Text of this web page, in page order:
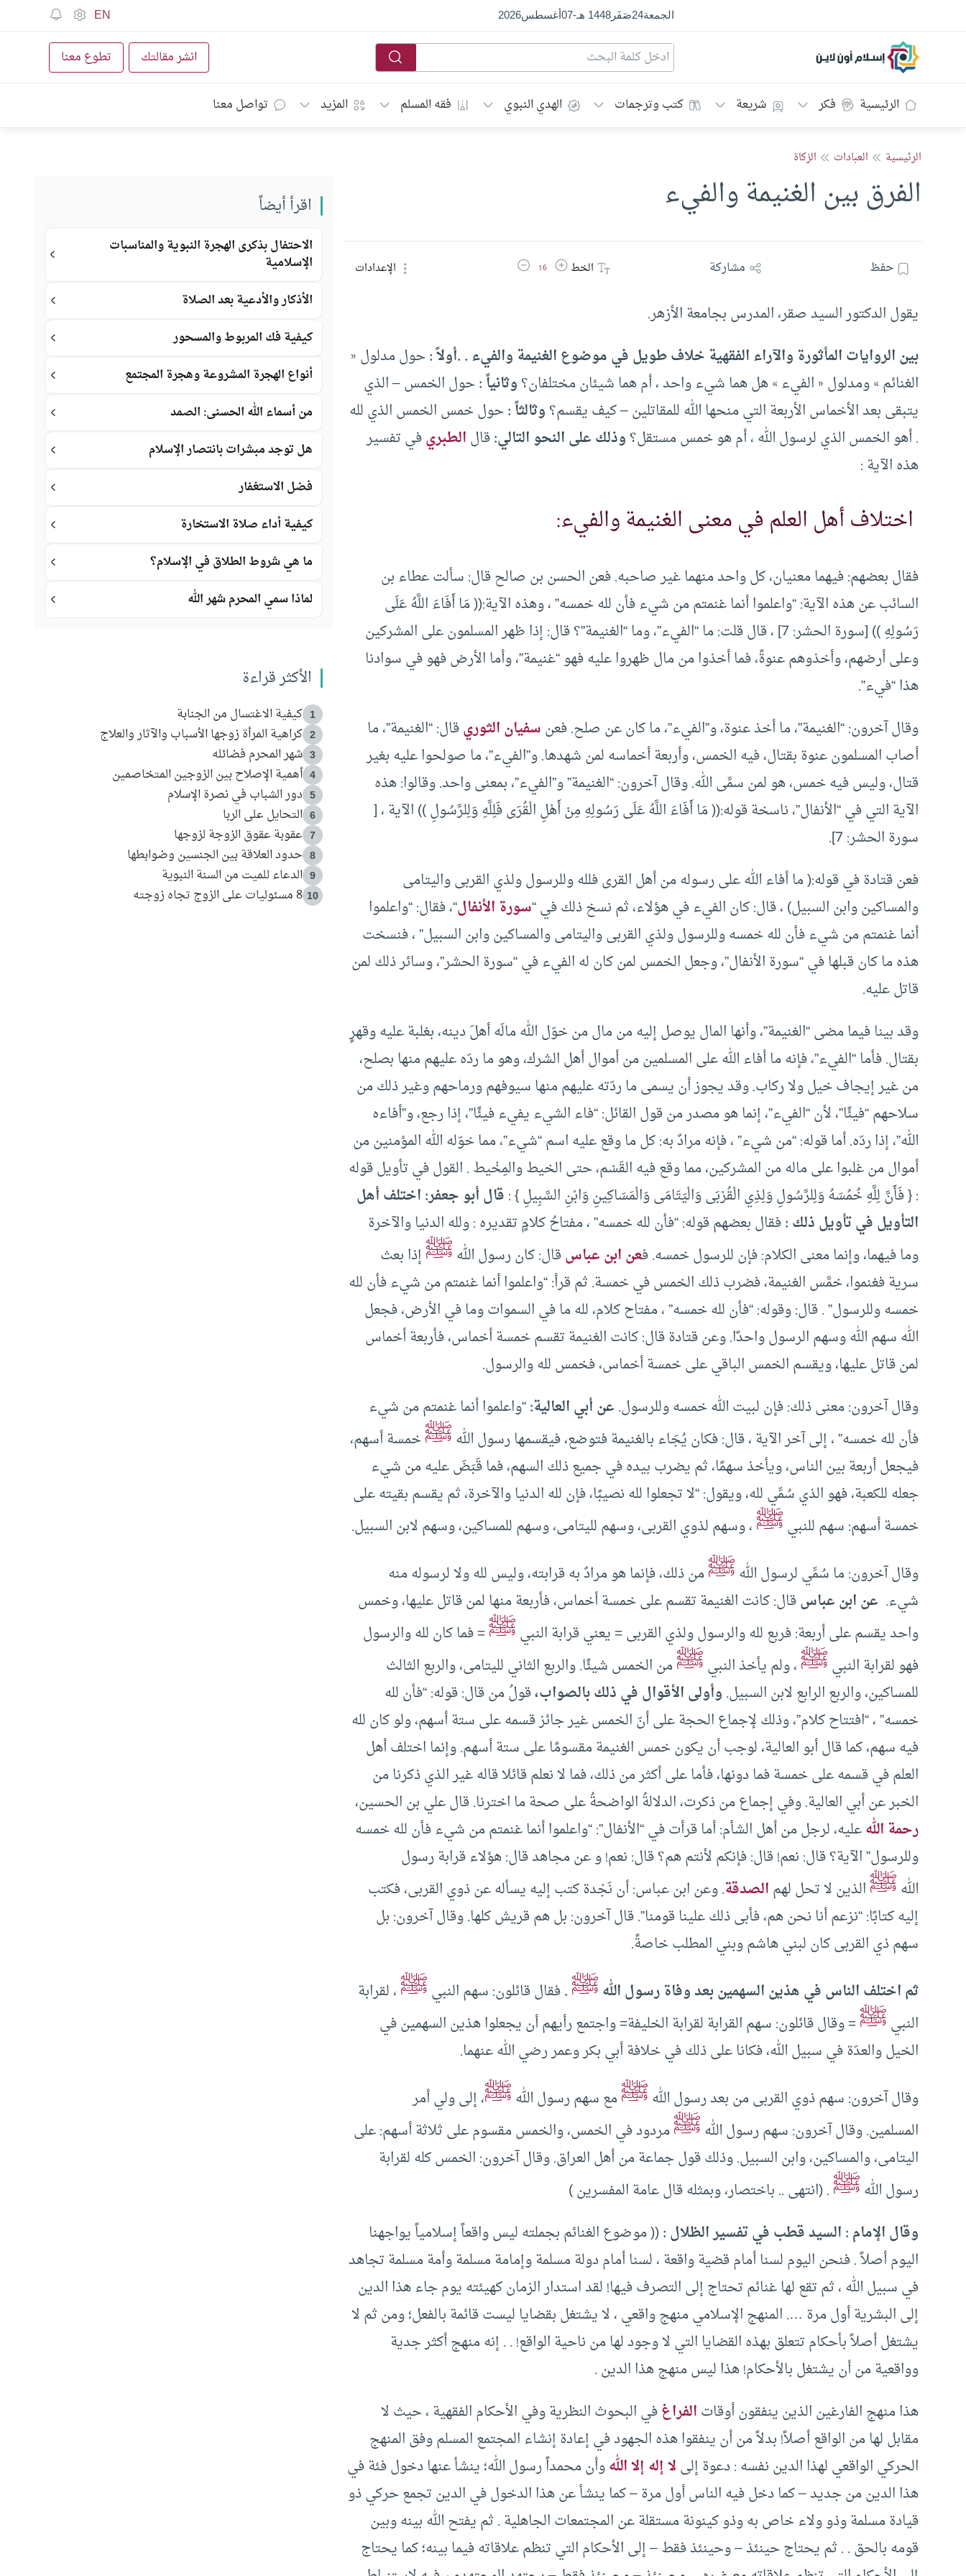
الجمعة24صَفَر1448 هـ -
07أغسطس2026
EN
إسلام أون لاين انشر مقالتك تطوع معنا
الرئيسية فكر شريعة كتب وترجمات الهدي النبوي فقه المسلم المزيد تواصل معنا
الرئيسية العبادات الزكاة
الفرق بين الغنيمة والفيء
حفظ مشاركة الخطزيادة حجم الخط
16 تقليل حجم الخط الإعدادات
يقول الدكتور السيد صقر، المدرس بجامعة الأزهر.
بين الروايات المأثورة والآراء الفقهية خلاف طويل في موضوع الغنيمة والفيء . .أولاً :حول مدلول «
الغنائم » ومدلول « الفيء » هل هما شيء واحد ، أم هما شيئان مختلفان؟وثانياً :حول الخمس – الذي
يتبقى بعد الأخماس الأربعة التي منحها الله للمقاتلين – كيف يقسم؟وثالثاً :حول خمس الخمس الذي لله
. أهو الخمس الذي لرسول الله ، أم هو خمس مستقل؟وذلك على النحو التالي:قالالطبريفي تفسير
هذه الآية :
اختلاف أهل العلم في معنى الغنيمة والفيء:
فقال بعضهم: فيهما معنيان، كل واحد منهما غير صاحبه. فعن الحسن بن صالح قال: سألت عطاء بن
السائب عن هذه الآية: “واعلموا أنما غنمتم من شيء فأن لله خمسه” ، وهذه الآية:(( مَا أَفَاءَ اللَّهُ عَلَى
رَسُولِهِ )) [سورة الحشر: 7] ، قال قلت: ما “الفيء”، وما “الغنيمة”؟ قال: إذا ظهر المسلمون على المشركين
وعلى أرضهم، وأخذوهم عنوةً، فما أخذوا من مال ظهروا عليه فهو “غنيمة”، وأما الأرض فهو في سوادنا
هذا “فيء”.
وقال آخرون: “الغنيمة”، ما أخذ عنوة، و”الفيء”، ما كان عن صلح. فعنسفيان الثوريقال: “الغنيمة”، ما
أصاب المسلمون عنوة بقتال، فيه الخمس، وأربعة أخماسه لمن شهدها. و”الفيء”، ما صولحوا عليه بغير
قتال، وليس فيه خمس، هو لمن سمَّى الله. وقال آخرون: “الغنيمة” و”الفيء”، بمعنى واحد. وقالوا: هذه
الآية التي في “الأنفال”، ناسخة قوله:(( مَا أَفَاءَ اللَّهُ عَلَى رَسُولِهِ مِنْ أَهْلِ الْقُرَى فَلِلَّهِ وَلِلرَّسُولِ )) الآية ، [
سورة الحشر: 7].
فعن قتادة في قوله:( ما أفاء الله على رسوله من أهل القرى فلله وللرسول ولذي القربى واليتامى
والمساكين وابن السبيل) ، قال: كان الفيء في هؤلاء، ثم نسخ ذلك في “سورة الأنفال“، فقال: “واعلموا
أنما غنمتم من شيء فأن لله خمسه وللرسول ولذي القربى واليتامى والمساكين وابن السبيل” ، فنسخت
هذه ما كان قبلها في “سورة الأنفال”، وجعل الخمس لمن كان له الفيء في “سورة الحشر”، وسائر ذلك لمن
قاتل عليه.
وقد بينا فيما مضى “الغنيمة”، وأنها المال يوصل إليه من مال من خوّل الله مالَه أهلَ دينه، بغلبة عليه وقهرٍ
بقتال. فأما “الفيء”، فإنه ما أفاء الله على المسلمين من أموال أهل الشرك، وهو ما ردّه عليهم منها بصلح،
من غير إيجاف خيل ولا ركاب. وقد يجوز أن يسمى ما ردّته عليهم منها سيوفهم ورماحهم وغير ذلك من
سلاحهم “فيئًا”، لأن “الفيء”، إنما هو مصدر من قول القائل: “فاء الشيء يفيء فيئًا”، إذا رجع، و”أفاءه
الله”، إذا ردّه. أما قوله: “من شيء” ، فإنه مرادٌ به: كل ما وقع عليه اسم “شيء”، مما خوّله الله المؤمنين من
أموال من غلبوا على ماله من المشركين، مما وقع فيه القَسْم، حتى الخيط والمِخْيط . القول في تأويل قوله
: { فَأَنَّ لِلَّهِ خُمُسَهُ وَلِلرَّسُولِ وَلِذِي الْقُرْبَى وَالْيَتَامَى وَالْمَسَاكِينِ وَابْنِ السَّبِيلِ } :قال أبو جعفر: اختلف أهل
التأويل في تأويل ذلك :فقال بعضهم قوله: “فأن لله خمسه” ، مفتاحُ كلامٍ تقديره : ولله الدنيا والآخرة
وما فيهما، وإنما معنى الكلام: فإن للرسول خمسه. فعن ابن عباسقال: كان رسول اللهﷺإذا بعث
سرية فغنموا، خمَّس الغنيمة، فضرب ذلك الخمس في خمسة. ثم قرأ: “واعلموا أنما غنمتم من شيء فأن لله
خمسه وللرسول” . قال: وقوله: “فأن لله خمسه” ، مفتاح كلام، لله ما في السموات وما في الأرض، فجعل
الله سهم الله وسهم الرسول واحدًا. وعن قتادة قال: كانت الغنيمة تقسم خمسة أخماس، فأربعة أخماس
لمن قاتل عليها، ويقسم الخمس الباقي على خمسة أخماس، فخمس لله والرسول.
وقال آخرون: معنى ذلك: فإن لبيت الله خمسه وللرسول.عن أبي العالية:“واعلموا أنما غنمتم من شيء
فأن لله خمسه” ، إلى آخر الآية ، قال: فكان يُجَاء بالغنيمة فتوضع، فيقسمها رسول اللهﷺخمسة أسهم،
فيجعل أربعة بين الناس، ويأخذ سهمًا، ثم يضرب بيده في جميع ذلك السهم، فما قَبَضَ عليه من شيء
جعله للكعبة، فهو الذي سُمِّي لله، ويقول: “لا تجعلوا لله نصيبًا، فإن لله الدنيا والآخرة، ثم يقسم بقيته على
خمسة أسهم: سهم للنبيﷺ، وسهم لذوي القربى، وسهم لليتامى، وسهم للمساكين، وسهم لابن السبيل.
وقال آخرون: ما سُمِّي لرسول اللهﷺمن ذلك، فإنما هو مرادٌ به قرابته، وليس لله ولا لرسوله منه
شيء. عن ابن عباسقال: كانت الغنيمة تقسم على خمسة أخماس، فأربعة منها لمن قاتل عليها، وخمس
واحد يقسم على أربعة: فربع لله والرسول ولذي القربى = يعني قرابة النبيﷺ= فما كان لله والرسول
فهو لقرابة النبيﷺ، ولم يأخذ النبيﷺمن الخمس شيئًا. والربع الثاني لليتامى، والربع الثالث
للمساكين، والربع الرابع لابن السبيل.وأولى الأقوال في ذلك بالصواب،قولُ من قال: قوله: “فأن لله
خمسه” ، “افتتاح كلام”، وذلك لإجماع الحجة على أنّ الخمس غير جائز قسمه على ستة أسهم، ولو كان لله
فيه سهم، كما قال أبو العالية، لوجب أن يكون خمس الغنيمة مقسومًا على ستة أسهم. وإنما اختلف أهل
العلم في قسمه على خمسة فما دونها، فأما على أكثر من ذلك، فما لا نعلم قائلا قاله غير الذي ذكرنا من
الخبر عن أبي العالية. وفي إجماع من ذكرت، الدلالةُ الواضحةُ على صحة ما اخترنا. قال علي بن الحسين،
رحمة اللهعليه، لرجل من أهل الشأم: أما قرأت في “الأنفال”: “واعلموا أنما غنمتم من شيء فأن لله خمسه
وللرسول” الآية؟ قال: نعم! قال: فإنكم لأنتم هم؟ قال: نعم! و عن مجاهد قال: هؤلاء قرابة رسول
اللهﷺالذين لا تحل لهمالصدقة. وعن ابن عباس: أن نَجْدة كتب إليه يسأله عن ذوي القربى، فكتب
إليه كتابًا: “نزعم أنا نحن هم، فأبى ذلك علينا قومنا”. قال آخرون: بل هم قريش كلها. وقال آخرون: بل
سهم ذي القربى كان لبني هاشم وبني المطلب خاصةً.
ثم اختلف الناس في هذين السهمين بعد وفاة رسول اللهﷺ.فقال قائلون: سهم النبيﷺ، لقرابة
النبيﷺ= وقال قائلون: سهم القرابة لقرابة الخليفة= واجتمع رأيهم أن يجعلوا هذين السهمين في
الخيل والعدّة في سبيل الله، فكانا على ذلك في خلافة أبي بكر وعمر رضي الله عنهما.
وقال آخرون: سهم ذوي القربى من بعد رسول اللهﷺمع سهم رسول اللهﷺ، إلى ولي أمر
المسلمين. وقال آخرون: سهم رسول اللهﷺمردود في الخمس، والخمس مقسوم على ثلاثة أسهم: على
اليتامى، والمساكين، وابن السبيل. وذلك قول جماعة من أهل العراق. وقال آخرون: الخمس كله لقرابة
رسول اللهﷺ. (انتهى .. باختصار، وبمثله قال عامة المفسرين )
وقال الإمام : السيد قطب في تفسير الظلال :(( موضوع الغنائم بجملته ليس واقعاً إسلامياً يواجهنا
اليوم أصلاً . فنحن اليوم لسنا أمام قضية واقعة ، لسنا أمام دولة مسلمة وإمامة مسلمة وأمة مسلمة تجاهد
في سبيل الله ، ثم تقع لها غنائم تحتاج إلى التصرف فيها! لقد استدار الزمان كهيئته يوم جاء هذا الدين
إلى البشرية أول مرة …. المنهج الإسلامي منهج واقعي ، لا يشتغل بقضايا ليست قائمة بالفعل؛ ومن ثم لا
يشتغل أصلاً بأحكام تتعلق بهذه القضايا التي لا وجود لها من ناحية الواقع! . . إنه منهج أكثر جدية
وواقعية من أن يشتغل بالأحكام! هذا ليس منهج هذا الدين .
هذا منهج الفارغين الذين ينفقون أوقاتالفراغفي البحوث النظرية وفي الأحكام الفقهية ، حيث لا
مقابل لها من الواقع أصلاً! بدلاً من أن ينفقوا هذه الجهود في إعادة إنشاء المجتمع المسلم وفق المنهج
الحركي الواقعي لهذا الدين نفسه : دعوة إلىلا إله إلا اللهوأن محمداً رسول الله؛ ينشأ عنها دخول فئة في
هذا الدين من جديد – كما دخل فيه الناس أول مرة – كما ينشأ عن هذا الدخول في الدين تجمع حركي ذو
قيادة مسلمة وذو ولاء خاص به وذو كينونة مستقلة عن المجتمعات الجاهلية . ثم يفتح الله بينه وبين
قومه بالحق . . ثم يحتاج حينئذ – وحينئذ فقط – إلى الأحكام التي تنظم علاقاته فيما بينه؛ كما يحتاج
اقرأ أيضاً
الاحتفال بذكرى الهجرة النبوية والمناسبات
الإسلامية
الأذكار والأدعية بعد الصلاة
كيفية فك المربوط والمسحور
أنواع الهجرة المشروعة وهجرة المجتمع
من أسماء الله الحسنى: الصمد
هل توجد مبشرات بانتصار الإسلام
فضل الاستغفار
كيفية أداء صلاة الاستخارة
ما هي شروط الطلاق في الإسلام؟
لماذا سمي المحرم شهر الله
الأكثر قراءة
1 كيفية الاغتسال من الجنابة
2 كراهية المرأة زوجها الأسباب والآثار والعلاج
3 شهر المحرم فضائله
4 أهمية الإصلاح بين الزوجين المتخاصمين
5 دور الشباب في نصرة الإسلام
6 التحايل على الربا
7 عقوبة عقوق الزوجة لزوجها
8 حدود العلاقة بين الجنسين وضوابطها
9 الدعاء للميت من السنة النبوية
10 8 مسئوليات على الزوج تجاه زوجته